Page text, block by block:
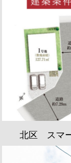
北区 スマ